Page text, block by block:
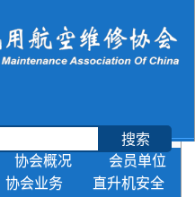
搜索
协会概况
会员单位
协会业务
直升机安全